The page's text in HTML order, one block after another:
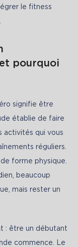
le fitness
pourquoi
signifie être
établie de faire
activités qui vous
réguliers.
forme physique.
beaucoup
mais rester un
: être un débutant
commence. Le